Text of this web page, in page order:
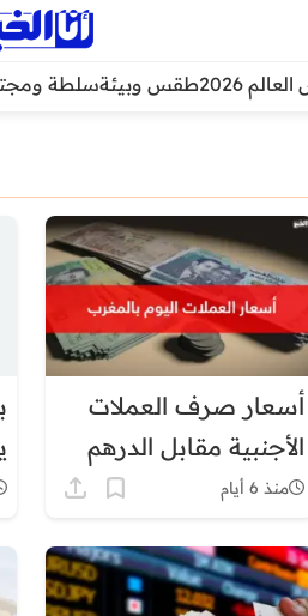
2026 طقس وبيئةسلطة
أسعار صرف العملات
الأجنبية مقابل الدرهم
اليوم الاثنين 3 غشت
المغرب
منذ 6 أيام